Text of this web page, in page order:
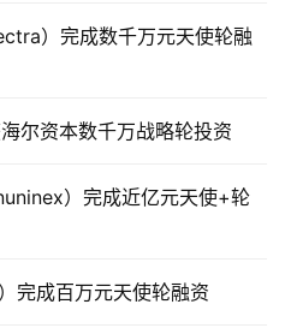
）完成数千万元天使轮融
尔资本数千万战略轮投资
）完成近亿元天使+轮
完成百万元天使轮融资